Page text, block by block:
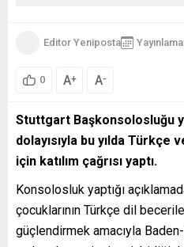
Editor Yeniposta
0 A+ A-
Stuttgart Başkonsolosluğu
dolayısıyla bu yılda
için katılım çağrısı yaptı.
Konsolosluk yaptığı
çocuklarının Türkçe dil
güçlendirmek amacıyla